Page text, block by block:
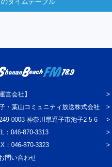
運営会社】
・葉山コミュニティ放送株式会社
0003 神奈川県逗子市池子2-5-6
：046-870-3313
：046-870-3323
問い合わせ